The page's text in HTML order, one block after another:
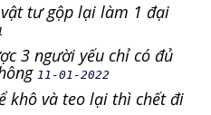
tư gộp lại làm 1 đại
3 người yếu chỉ có đủ
11-01-2022
khô và teo lại thì chết đi